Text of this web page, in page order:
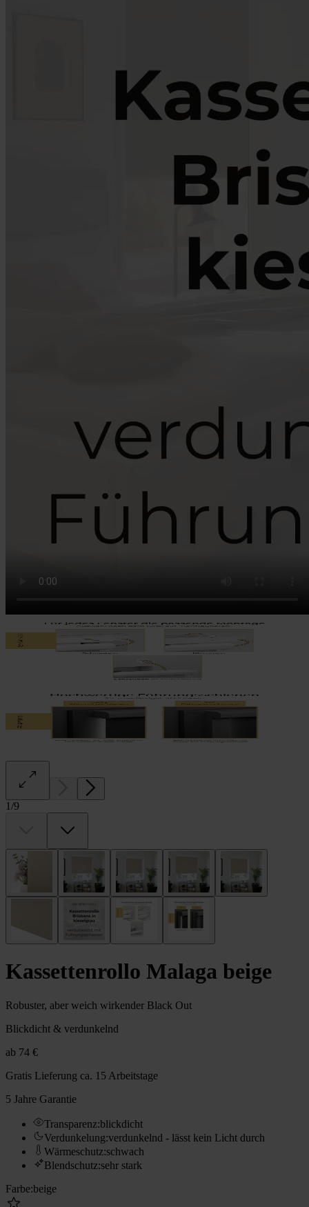
1/9
Kassettenrollo Malaga beige
Robuster, aber weich wirkender Black Out
Blickdicht & verdunkelnd
ab 74 €
Gratis Lieferung ca. 15 Arbeitstage
5 Jahre Garantie
Transparenz:blickdicht
Verdunkelung:verdunkelnd - lässt kein Licht durch
Wärmeschutz:schwach
Blendschutz:sehr stark
Farbe:beige